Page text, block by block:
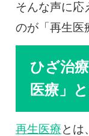
そんな声に応
のが「再生医
ひざ治
医療」
再生医療とは